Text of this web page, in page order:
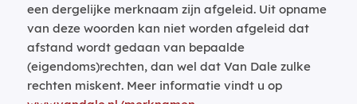
een dergelijke merknaam zijn afgeleid. Uit opname
van deze woorden kan niet worden afgeleid dat
afstand wordt gedaan van bepaalde
(eigendoms)rechten, dan wel dat Van Dale zulke
rechten miskent. Meer informatie vindt u op